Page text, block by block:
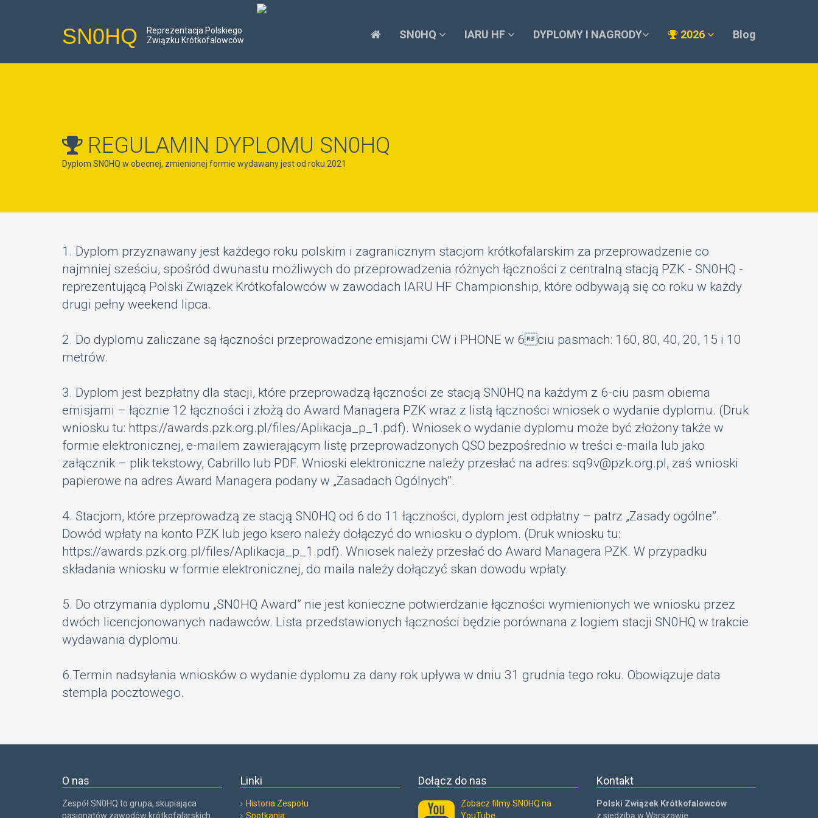
SN0HQ
Reprezentacja Polskiego
Związku Krótkofalowców
SN0HQ IARU HF DYPLOMY I NAGRODY 2026 Blog
REGULAMIN DYPLOMU SN0HQ
Dyplom SN0HQ w obecnej, zmienionej formie wydawany jest od roku 2021
1. Dyplom przyznawany jest każdego roku polskim i zagranicznym stacjom krótkofalarskim za przeprowadzenie co
najmniej sześciu, spośród dwunastu możliwych do przeprowadzenia różnych łączności z centralną stacją PZK - SN0HQ -
reprezentującą Polski Związek Krótkofalowców w zawodach IARU HF Championship, które odbywają się co roku w każdy
drugi pełny weekend lipca.
2. Do dyplomu zaliczane są łączności przeprowadzone emisjami CW i PHONE w 6ciu pasmach: 160, 80, 40, 20, 15 i 10
metrów.
3. Dyplom jest bezpłatny dla stacji, które przeprowadzą łączności ze stacją SN0HQ na każdym z 6-ciu pasm obiema
emisjami – łącznie 12 łączności i złożą do Award Managera PZK wraz z listą łączności wniosek o wydanie dyplomu. (Druk
wniosku tu: https://awards.pzk.org.pl/files/Aplikacja_p_1.pdf). Wniosek o wydanie dyplomu może być złożony także w
formie elektronicznej, e-mailem zawierającym listę przeprowadzonych QSO bezpośrednio w treści e-maila lub jako
załącznik – plik tekstowy, Cabrillo lub PDF. Wnioski elektroniczne należy przesłać na adres: sq9v@pzk.org.pl, zaś wnioski
papierowe na adres Award Managera podany w „Zasadach Ogólnych”.
4. Stacjom, które przeprowadzą ze stacją SN0HQ od 6 do 11 łączności, dyplom jest odpłatny – patrz „Zasady ogólne”.
Dowód wpłaty na konto PZK lub jego ksero należy dołączyć do wniosku o dyplom. (Druk wniosku tu:
https://awards.pzk.org.pl/files/Aplikacja_p_1.pdf). Wniosek należy przesłać do Award Managera PZK. W przypadku
składania wniosku w formie elektronicznej, do maila należy dołączyć skan dowodu wpłaty.
5. Do otrzymania dyplomu „SN0HQ Award” nie jest konieczne potwierdzanie łączności wymienionych we wniosku przez
dwóch licencjonowanych nadawców. Lista przedstawionych łączności będzie porównana z logiem stacji SN0HQ w trakcie
wydawania dyplomu.
6.Termin nadsyłania wniosków o wydanie dyplomu za dany rok upływa w dniu 31 grudnia tego roku. Obowiązuje data
stempla pocztowego.
O nas
Zespół SN0HQ to grupa, skupiająca
pasjonatów zawodów krótkofalarskich.
Linki
Historia Zespołu
Spotkania
Dołącz do nas
Zobacz filmy SN0HQ na
YouTube
Kontakt
Polski Związek Krótkofalowców
z siedzibą w Warszawie